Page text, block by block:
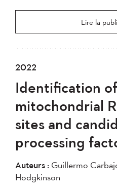
Lire la
2022
Identification
mitochondrial
sites and
processing
Auteurs : Guillermo
Hodgkinson